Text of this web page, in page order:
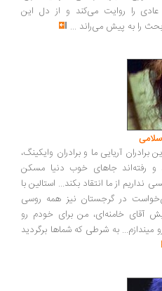
عادی را روایت می‌کند و از دل این
را به پیش می‌راند ...
آریایی ما و برادران وایکینگ،
و رفته‌اند جاهای خوب دنیا مسکن
نداریم از ما انتقاد بکند... استالین با
در گرجستان نیز همه روسی
آقای خامنه‌ای، من برای خودم رو
میندازم... به شرطی که شماها برگردید